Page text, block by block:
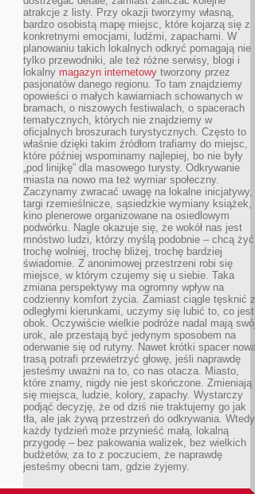
atrakcje z listy. Przy okazji tworzymy własną,
bardzo osobistą mapę miejsc, które kojarzą się z
konkretnymi emocjami, ludźmi, zapachami. W
planowaniu takich lokalnych odkryć pomagają nie
tylko przewodniki, ale też różne serwisy, blogi i
lokalny magazyn internetowy tworzony przez
pasjonatów danego regionu. To tam znajdziemy
opowieści o małych kawiarniach schowanych w
bramach, o niszowych festiwalach, o spacerach
tematycznych, których nie znajdziemy w
oficjalnych broszurach turystycznych. Często to
właśnie dzięki takim źródłom trafiamy do miejsc,
które później wspominamy najlepiej, bo nie były
„pod linijkę” dla masowego turysty. Odkrywanie
miasta na nowo ma też wymiar społeczny.
Zaczynamy zwracać uwagę na lokalne inicjatywy,
targi rzemieślnicze, sąsiedzkie wymiany książek,
kino plenerowe organizowane na osiedlowym
podwórku. Nagle okazuje się, że wokół nas jest
mnóstwo ludzi, którzy myślą podobnie – chcą żyć
trochę wolniej, trochę bliżej, trochę bardziej
świadomie. Z anonimowej przestrzeni robi się
miejsce, w którym czujemy się u siebie. Taka
zmiana perspektywy ma ogromny wpływ na
codzienny komfort życia. Zamiast ciągle tęsknić
odległymi kierunkami, uczymy się lubić to, co jest
obok. Oczywiście wielkie podróże nadal mają swój
urok, ale przestają być jedynym sposobem na
oderwanie się od rutyny. Nawet krótki spacer
trasą potrafi przewietrzyć głowę, jeśli naprawdę
jesteśmy uważni na to, co nas otacza. Miasto,
które znamy, nigdy nie jest skończone. Zmieniają
się miejsca, ludzie, kolory, zapachy. Wystarczy
podjąć decyzję, że od dziś nie traktujemy go jak
tła, ale jak żywą przestrzeń do odkrywania. Wtedy
każdy tydzień może przynieść małą, lokalną
przygodę – bez pakowania walizek, bez wielkich
budżetów, za to z poczuciem, że naprawdę
jesteśmy obecni tam, gdzie żyjemy.